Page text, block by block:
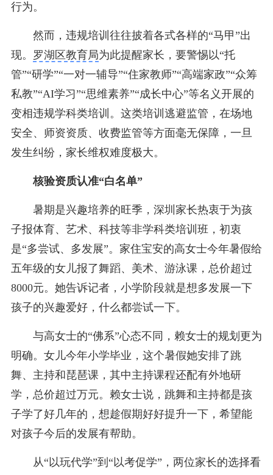
行为。
然而，违规培训往往披着各式各样的“马甲”出
现。 罗湖区教育局为此提醒家长，要警惕以“托
管”“研学”“一对一辅导”“住家教师”“高端家政”“众筹
私教”“AI学习”“思维素养”“成长中心”等名义开展的
变相违规学科类培训。这类培训逃避监管，在场地
安全、师资资质、收费监管等方面毫无保障，一旦
发生纠纷，家长维权难度极大。
核验资质认准“白名单”
暑期是兴趣培养的旺季，深圳家长热衷于为孩
子报体育、艺术、科技等非学科类培训班，初衷
是“多尝试、多发展”。家住宝安的高女士今年暑假给
五年级的女儿报了舞蹈、美术、游泳课，总价超过
8000元。她告诉记者，小学阶段就是想多发展一下
孩子的兴趣爱好，什么都尝试一下。
与高女士的“佛系”心态不同，赖女士的规划更为
明确。女儿今年小学毕业，这个暑假她安排了跳
舞、主持和琵琶课，其中主持课程还配有外地研
学，总价超过万元。赖女士说，跳舞和主持都是孩
子学了好几年的，想趁假期好好提升一下，希望能
对孩子今后的发展有帮助。
从“以玩代学”到“以考促学”，两位家长的选择看